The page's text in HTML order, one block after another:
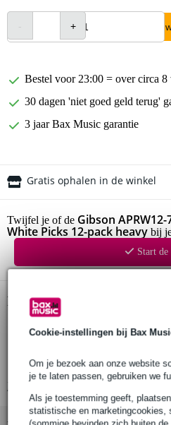
Cookie-instellingen bij Bax
Om je bezoek aan onze website
je te laten passen, gebruiken we
Als je toestemming geeft,
statistische en marketingcookies,
In
Bestel voor 23:00 = over circa
30 dagen 'niet goed geld terug'
3 jaar Bax Music garantie
Gratis ophalen in de winkel
Twijfel je of de Gibson
White Picks 12-pack heavy bij
Start de
Productinformatie
plectrums (12 stuks)
materiaal: celluloid
Bekijk alle productspecificaties